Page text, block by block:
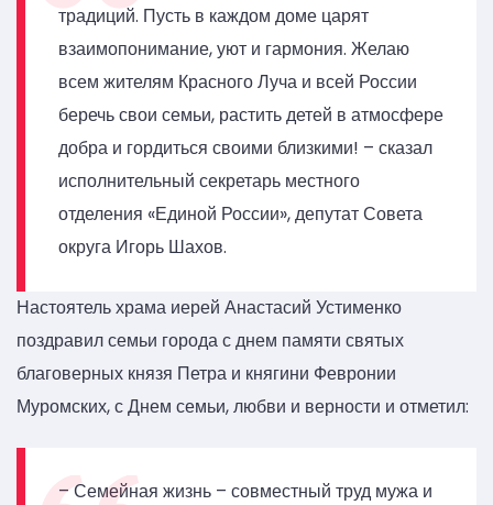
традиций. Пусть в каждом доме царят
взаимопонимание, уют и гармония. Желаю
всем жителям Красного Луча и всей России
беречь свои семьи, растить детей в атмосфере
добра и гордиться своими близкими! – сказал
исполнительный секретарь местного
отделения «Единой России», депутат Совета
округа Игорь Шахов.
Настоятель храма иерей Анастасий Устименко
поздравил семьи города с днем памяти святых
благоверных князя Петра и княгини Февронии
Муромских, с Днем семьи, любви и верности и отметил:
– Семейная жизнь – совместный труд мужа и